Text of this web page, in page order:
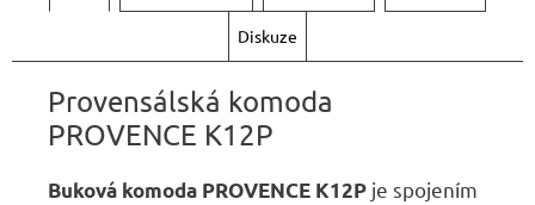
Diskuze
Provensálská komoda
PROVENCE K12P
Buková komoda PROVENCE K12P je spojením